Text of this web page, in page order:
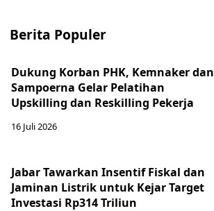
Berita Populer
Dukung Korban PHK, Kemnaker dan
Sampoerna Gelar Pelatihan
Upskilling dan Reskilling Pekerja
16 Juli 2026
Jabar Tawarkan Insentif Fiskal dan
Jaminan Listrik untuk Kejar Target
Investasi Rp314 Triliun